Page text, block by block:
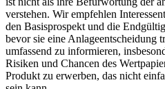
verstehen. Wir empfehlen
den Basisprospekt und die
bevor sie eine Anlageentscheidung
umfassend zu informieren,
Risiken und Chancen des
Produkt zu erwerben, das nicht